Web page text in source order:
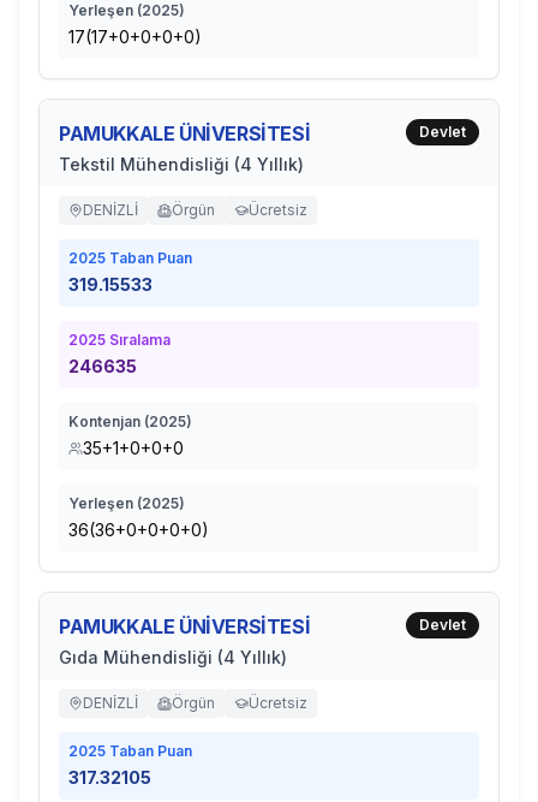
Yerleşen (2025)
17(17+0+0+0+0)
PAMUKKALE ÜNİVERSİTESİ
Tekstil Mühendisliği (4 Yıllık)
Devlet
DENİZLİ Örgün Ücretsiz
2025 Taban Puan
319.15533
2025 Sıralama
246635
Kontenjan (2025)
35+1+0+0+0
Yerleşen (2025)
36(36+0+0+0+0)
PAMUKKALE ÜNİVERSİTESİ
Gıda Mühendisliği (4 Yıllık)
Devlet
DENİZLİ Örgün Ücretsiz
2025 Taban Puan
317.32105